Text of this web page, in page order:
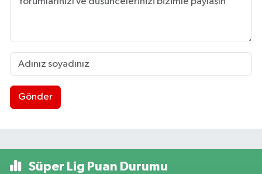
Gönder
Süper Lig Puan Durumu